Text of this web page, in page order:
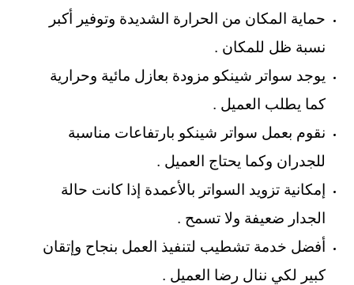
حماية المكان من الحرارة الشديدة وتوفير أكبر
نسبة ظل للمكان .
يوجد سواتر شينكو مزودة بعازل مائية وحرارية
كما يطلب العميل .
نقوم بعمل سواتر شينكو بارتفاعات مناسبة
للجدران وكما يحتاج العميل .
إمكانية تزويد السواتر بالأعمدة إذا كانت حالة
الجدار ضعيفة ولا تسمح .
أفضل خدمة تشطيب لتنفيذ العمل بنجاح وإتقان
كبير لكي ننال رضا العميل .